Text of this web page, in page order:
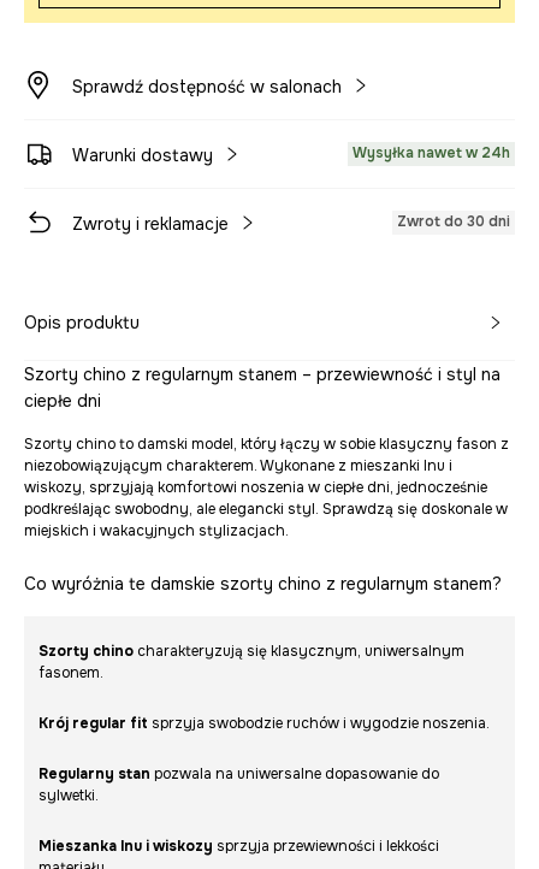
Sprawdź dostępność w salonach
Warunki dostawy Wysyłka nawet w 24h
Zwroty i reklamacje Zwrot do 30 dni
Opis produktu
Szorty chino z regularnym stanem – przewiewność i styl na
ciepłe dni
Szorty chino to damski model, który łączy w sobie klasyczny fason z
niezobowiązującym charakterem. Wykonane z mieszanki lnu i
wiskozy, sprzyjają komfortowi noszenia w ciepłe dni, jednocześnie
podkreślając swobodny, ale elegancki styl. Sprawdzą się doskonale w
miejskich i wakacyjnych stylizacjach.
Co wyróżnia te damskie szorty chino z regularnym stanem?
Szorty chino charakteryzują się klasycznym, uniwersalnym
fasonem.
Krój regular fit sprzyja swobodzie ruchów i wygodzie noszenia.
Regularny stan pozwala na uniwersalne dopasowanie do
sylwetki.
Mieszanka lnu i wiskozy sprzyja przewiewności i lekkości